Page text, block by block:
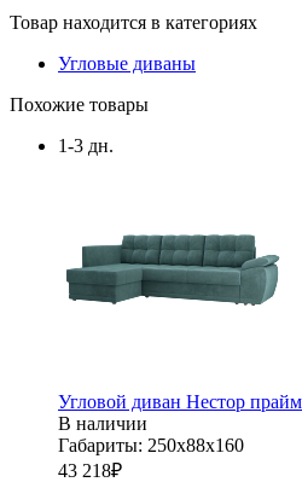
Товар находится в категориях
Угловые диваны
Похожие товары
1-3 дн.
Угловой диван Нестор
В наличии
Габариты: 250х88х160
43 218₽